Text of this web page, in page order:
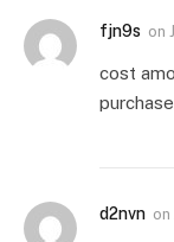
fjn9s on
cost
d2nvn on